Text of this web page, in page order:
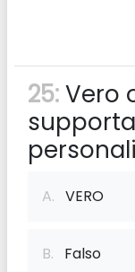
25:Vero
A. VERO
B. Falso